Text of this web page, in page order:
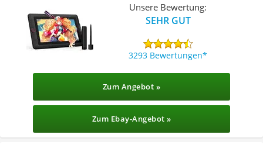
Unsere Bewertung:
SEHR GUT
3293 Bewertungen
Zum Angebot »
Zum Ebay-Angebot »